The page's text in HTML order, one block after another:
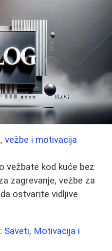
vežbe i motivacija
vežbate kod kuće bez
zagrevanje, vežbe za
ostvarite vidljive
Saveti, Motivacija i